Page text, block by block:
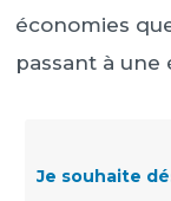
économies
passant à une